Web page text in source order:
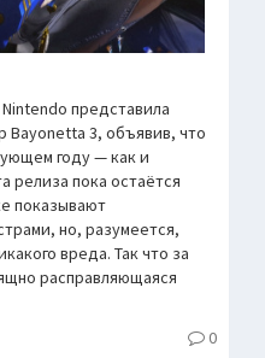
представила
Bayonetta 3, объявив, что
году — как и
релиза пока остаётся
показывают
но, разумеется,
вреда. Так что за
расправляющаяся
0